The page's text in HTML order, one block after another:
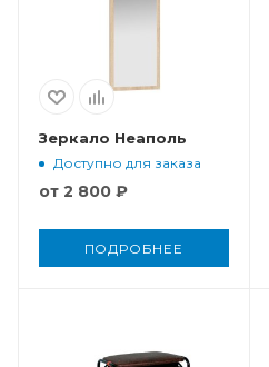
Зеркало Неаполь
Доступно для заказа
от 2 800 ₽
ПОДРОБНЕЕ